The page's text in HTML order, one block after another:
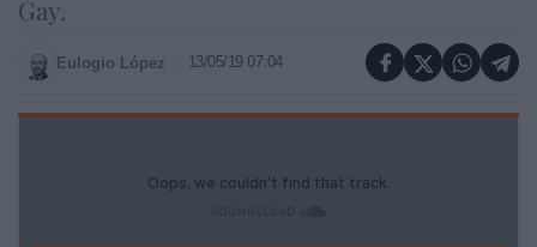
Gay.
Eulogio López 13/05/19 07:04